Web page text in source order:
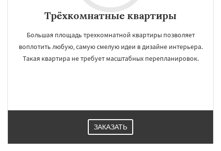
Трёхкомнатные квартиры
Большая площадь трехкомнатной квартиры позволяет
воплотить любую, самую смелую идеи в дизайне интерьера.
Такая квартира не требует масштабных перепланировок.
ЗАКАЗАТЬ